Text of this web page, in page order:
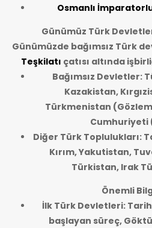
Osmanlı
Günümüz Türk
Günümüzde bağımsız Türk
Teşkilatı çatısı altında
Bağımsız Devletler:
Kazakistan,
Türkmenistan
Cumhuriyeti
Diğer Türk Toplulukları:
Kırım, Yakutistan,
Türkistan, Irak
Önemli
İlk Türk Devletleri:
başlayan süreç,